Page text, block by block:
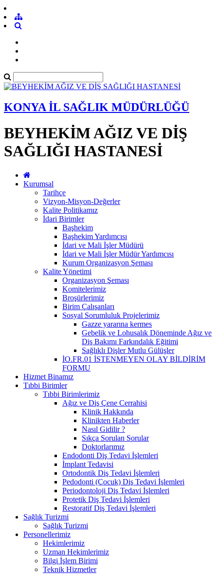
KONYA İL SAĞLIK MÜDÜRLÜĞÜ
BEYHEKİM AĞIZ VE DİŞ
SAĞLIĞI HASTANESİ
Kurumsal
Tarihçe
Vizyon-Misyon-Değerler
Kalite Politikamız
İdari Birimler
Başhekim
Başhekim Yardımcısı
İdari ve Mali İşler Müdürü
İdari ve Mali İşler Müdür Yardımcısı
Kurum Organizasyon Şeması
Kalite Yönetimi
Organizasyon Şeması
Komitelerimiz
Broşürlerimiz
Birim Çalışanları
Sosyal Sorumluluk Projelerimiz
Gazze yararına kermes
Gebelik ve Lohusalık Döneminde Ağız ve
Diş Bakımı Farkındalık Eğitimi
Sağlıklı Dişler Mutlu Gülüşler
İO.FR.01 İSTENMEYEN OLAY BİLDİRİM
FORMU
Hizmet Binamız
Tıbbi Birimler
Tıbbi Birimlerimiz
Ağız ve Diş Çene Cerrahisi
Klinik Hakkında
Klinikten Haberler
Nasıl Gidilir ?
Sıkça Sorulan Sorular
Doktorlarımız
Endodonti Diş Tedavi İşlemleri
İmplant Tedavisi
Ortodontik Diş Tedavi İşlemleri
Pedodonti (Çocuk) Diş Tedavi İşlemleri
Periodontoloji Diş Tedavi İşlemleri
Protetik Diş Tedavi İşlemleri
Restoratif Diş Tedavi İşlemleri
Sağlık Turizmi
Sağlık Turizmi
Personellerimiz
Hekimlerimiz
Uzman Hekimlerimiz
Bilgi İşlem Birimi
Teknik Hizmetler